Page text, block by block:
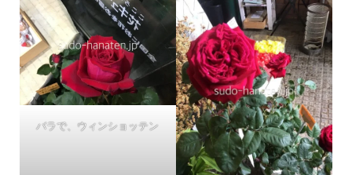
バラで、ウィンショッテン